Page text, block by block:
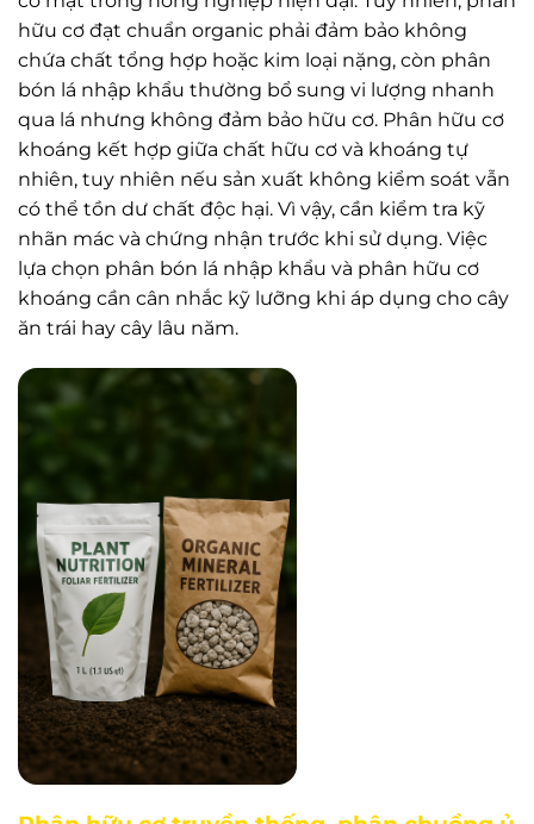
hữu cơ đạt chuẩn organic phải đảm bảo không
chứa chất tổng hợp hoặc kim loại nặng, còn phân
bón lá nhập khẩu thường bổ sung vi lượng nhanh
qua lá nhưng không đảm bảo hữu cơ. Phân hữu cơ
khoáng kết hợp giữa chất hữu cơ và khoáng tự
nhiên, tuy nhiên nếu sản xuất không kiểm soát vẫn
có thể tồn dư chất độc hại. Vì vậy, cần kiểm tra kỹ
nhãn mác và chứng nhận trước khi sử dụng. Việc
lựa chọn phân bón lá nhập khẩu và phân hữu cơ
khoáng cần cân nhắc kỹ lưỡng khi áp dụng cho cây
ăn trái hay cây lâu năm.